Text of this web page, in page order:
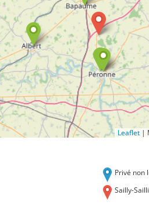
Leaflet |
Privé non
Sailly-